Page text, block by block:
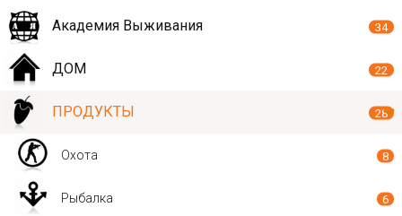
Академия Выживания 34
ДОМ 22
ПРОДУКТЫ 28
Охота 8
Рыбалка 6